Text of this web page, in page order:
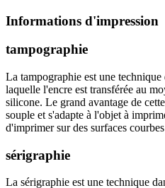
Informations d'impression
tampographie
La tampographie est une
laquelle l'encre est transférée au
silicone. Le grand avantage de
souple et s'adapte à l'objet à
d'imprimer sur des surfaces
sérigraphie
La sérigraphie est une technique